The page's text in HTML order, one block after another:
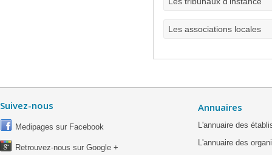
Les associations locales
Suivez-nous
Medipages sur Facebook
Retrouvez-nous sur Google +
Annuaires
L'annuaire des
L'annuaire des